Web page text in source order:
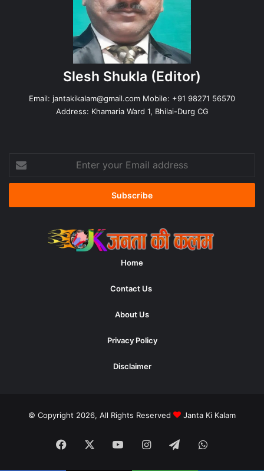
Slesh Shukla (Editor)
Email: jantakikalam@gmail.com Mobile: +91 98271 56570
Address: Khamaria Ward 1, Bhilai-Durg CG
your
Email
Home
Contact Us
About Us
Privacy Policy
Disclaimer
© Copyright 2026, All Rights Reserved Janta Ki Kalam
Facebook YouTubeInstagram
TelegramWhatsApp